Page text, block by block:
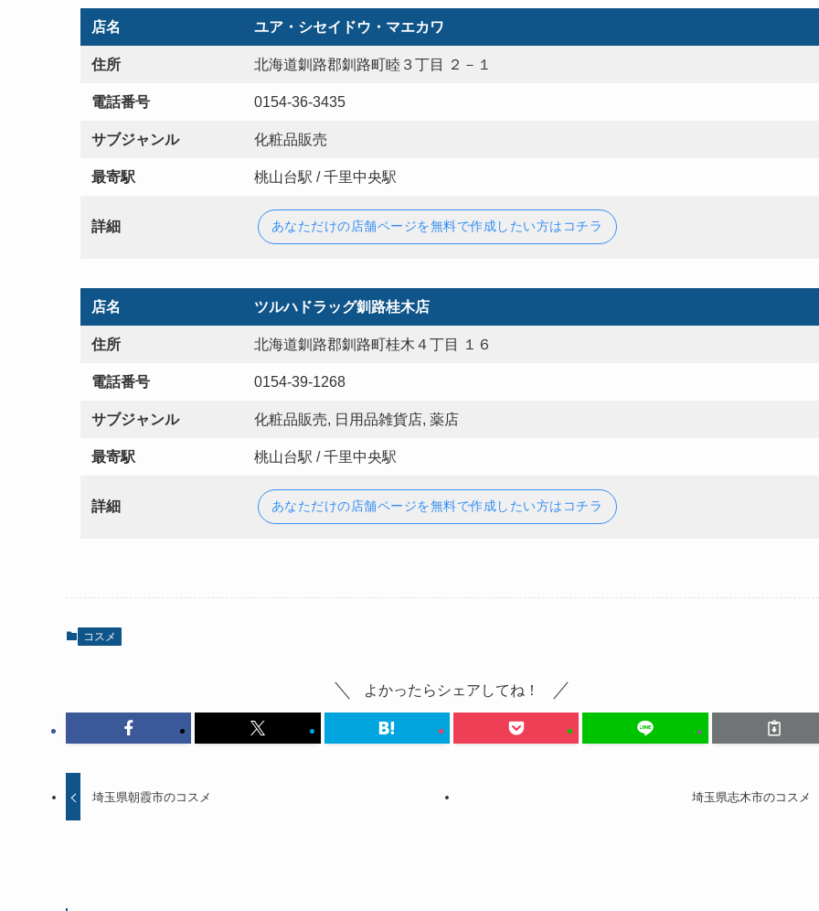
店名 ユア・シセイドウ・マエカワ
住所 北海道釧路郡釧路町睦３丁目 ２－１
電話番号 0154-36-3435
サブジャンル 化粧品販売
最寄駅 桃山台駅 / 千里中央駅
詳細 あなただけの店舗ページを無料で作成したい方はコチラ
店名 ツルハドラッグ釧路桂木店
住所 北海道釧路郡釧路町桂木４丁目 １６
電話番号 0154-39-1268
サブジャンル 化粧品販売, 日用品雑貨店, 薬店
最寄駅 桃山台駅 / 千里中央駅
詳細 あなただけの店舗ページを無料で作成したい方はコチラ
コスメ
よかったらシェアしてね！
埼玉県朝霞市のコスメ 埼玉県志木市のコスメ